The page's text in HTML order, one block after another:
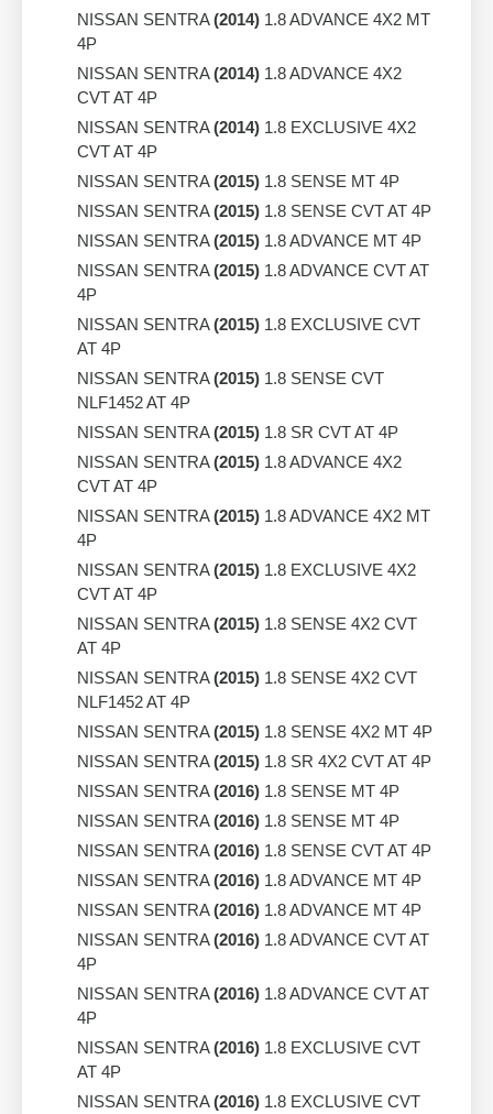
NISSAN SENTRA(2014) 1.8 ADVANCE 4X2 MT
4P
NISSAN SENTRA(2014) 1.8 ADVANCE 4X2
CVT AT 4P
NISSAN SENTRA(2014) 1.8 EXCLUSIVE 4X2
CVT AT 4P
NISSAN SENTRA(2015) 1.8 SENSE MT 4P
NISSAN SENTRA(2015) 1.8 SENSE CVT AT 4P
NISSAN SENTRA(2015) 1.8 ADVANCE MT 4P
NISSAN SENTRA(2015) 1.8 ADVANCE CVT AT
4P
NISSAN SENTRA(2015) 1.8 EXCLUSIVE CVT
AT 4P
NISSAN SENTRA(2015) 1.8 SENSE CVT
NLF1452 AT 4P
NISSAN SENTRA(2015) 1.8 SR CVT AT 4P
NISSAN SENTRA(2015) 1.8 ADVANCE 4X2
CVT AT 4P
NISSAN SENTRA(2015) 1.8 ADVANCE 4X2 MT
4P
NISSAN SENTRA(2015) 1.8 EXCLUSIVE 4X2
CVT AT 4P
NISSAN SENTRA(2015) 1.8 SENSE 4X2 CVT
AT 4P
NISSAN SENTRA(2015) 1.8 SENSE 4X2 CVT
NLF1452 AT 4P
NISSAN SENTRA(2015) 1.8 SENSE 4X2 MT 4P
NISSAN SENTRA(2015) 1.8 SR 4X2 CVT AT 4P
NISSAN SENTRA(2016) 1.8 SENSE MT 4P
NISSAN SENTRA(2016) 1.8 SENSE MT 4P
NISSAN SENTRA(2016) 1.8 SENSE CVT AT 4P
NISSAN SENTRA(2016) 1.8 ADVANCE MT 4P
NISSAN SENTRA(2016) 1.8 ADVANCE MT 4P
NISSAN SENTRA(2016) 1.8 ADVANCE CVT AT
4P
NISSAN SENTRA(2016) 1.8 ADVANCE CVT AT
4P
NISSAN SENTRA(2016) 1.8 EXCLUSIVE CVT
AT 4P
NISSAN SENTRA(2016) 1.8 EXCLUSIVE CVT